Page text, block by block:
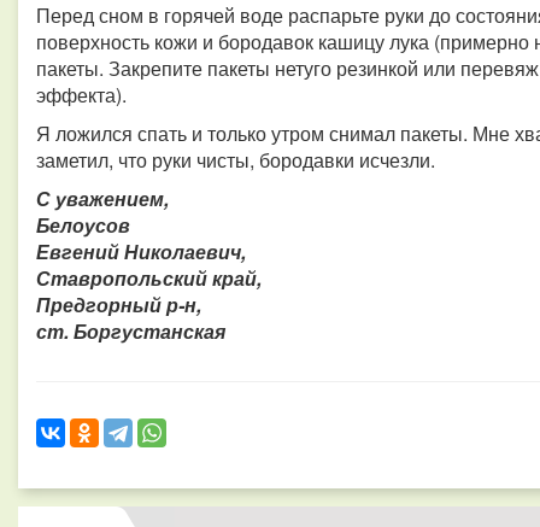
Перед сном в горячей воде распарьте руки до
поверхность кожи и бородавок кашицу лука
пакеты. Закрепите пакеты нетуго резинкой или
эффекта).
Я ложился спать и только утром снимал пакеты. Мне
заметил, что руки чисты, бородавки исчезли.
С уважением,
Белоусов
Евгений Николаевич,
Ставропольский край,
Предгорный р-н,
ст. Боргустанская